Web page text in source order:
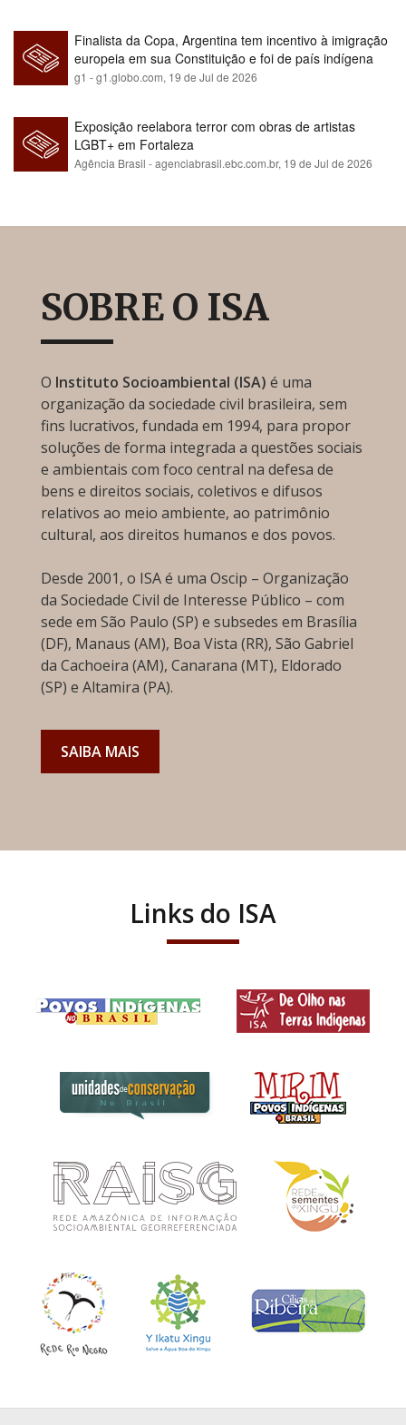
Finalista da Copa, Argentina tem incentivo à imigração
europeia em sua Constituição e foi de país indígena
para maioria branca
g1 - g1.globo.com, 19 de Jul de 2026
Exposição reelabora terror com obras de artistas
LGBT+ em Fortaleza
Agência Brasil - agenciabrasil.ebc.com.br, 19 de Jul de 2026
SOBRE O ISA
O Instituto Socioambiental (ISA) é uma
organização da sociedade civil brasileira, sem
fins lucrativos, fundada em 1994, para propor
soluções de forma integrada a questões sociais
e ambientais com foco central na defesa de
bens e direitos sociais, coletivos e difusos
relativos ao meio ambiente, ao patrimônio
cultural, aos direitos humanos e dos povos.
Desde 2001, o ISA é uma Oscip – Organização
da Sociedade Civil de Interesse Público – com
sede em São Paulo (SP) e subsedes em Brasília
(DF), Manaus (AM), Boa Vista (RR), São Gabriel
da Cachoeira (AM), Canarana (MT), Eldorado
(SP) e Altamira (PA).
SAIBA MAIS
Links do ISA